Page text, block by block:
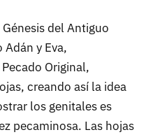
del Antiguo
y Eva,
Original,
creando así la idea
los genitales es
pecaminosa. Las hojas